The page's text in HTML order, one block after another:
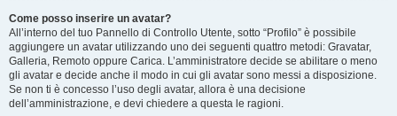
Come posso inserire un avatar?
All’interno del tuo Pannello di Controllo Utente, sotto “Profilo” è possibile
aggiungere un avatar utilizzando uno dei seguenti quattro metodi: Gravatar,
Galleria, Remoto oppure Carica. L’amministratore decide se abilitare o meno
gli avatar e decide anche il modo in cui gli avatar sono messi a disposizione.
Se non ti è concesso l’uso degli avatar, allora è una decisione
dell’amministrazione, e devi chiedere a questa le ragioni.